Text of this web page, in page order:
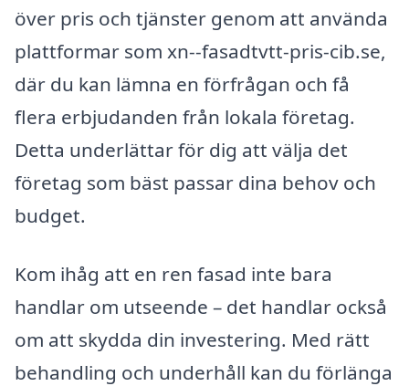
över pris och tjänster genom att använda
plattformar som xn--fasadtvtt-pris-cib.se,
där du kan lämna en förfrågan och få
flera erbjudanden från lokala företag.
Detta underlättar för dig att välja det
företag som bäst passar dina behov och
budget.
Kom ihåg att en ren fasad inte bara
handlar om utseende – det handlar också
om att skydda din investering. Med rätt
behandling och underhåll kan du förlänga